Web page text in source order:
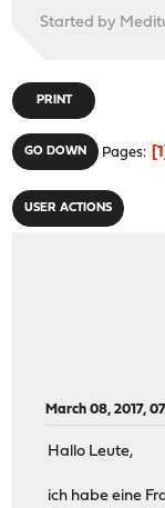
Started by
PRINT
GO DOWN Pages 1
USER ACTIONS
March 08, 2017,
Hallo Leute,
ich habe eine